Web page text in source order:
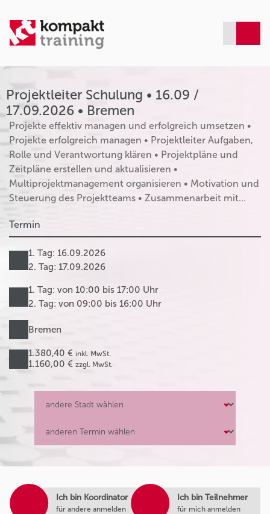
Projektleiter Schulung • 16.09 /
17.09.2026 • Bremen
Projekte effektiv managen und erfolgreich umsetzen •
Projekte erfolgreich managen • Projektleiter Aufgaben,
Rolle und Verantwortung klären • Projektpläne und
Zeitpläne erstellen und aktualisieren •
Multiprojektmanagement organisieren • Motivation und
Steuerung des Projektteams • Zusammenarbeit mit...
Termin
1. Tag: 16.09.2026
2. Tag: 17.09.2026
1. Tag: von 10:00 bis 17:00 Uhr
2. Tag: von 09:00 bis 16:00 Uhr
Bremen
1.380,40 € inkl. MwSt.
1.160,00 € zzgl. MwSt.
Ich bin Koordinator
für andere anmelden
Ich bin Teilnehmer
für mich anmelden